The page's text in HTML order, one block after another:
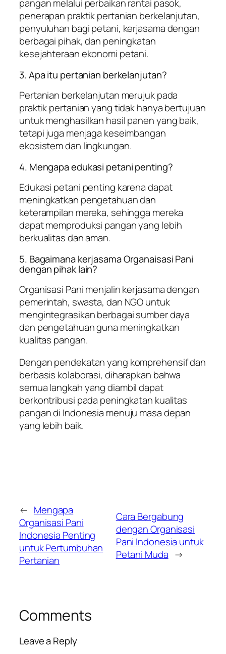
pangan melalui perbaikan rantai pasok,
penerapan praktik pertanian berkelanjutan,
penyuluhan bagi petani, kerjasama dengan
berbagai pihak, dan peningkatan
kesejahteraan ekonomi petani.
3. Apa itu pertanian berkelanjutan?
Pertanian berkelanjutan merujuk pada
praktik pertanian yang tidak hanya bertujuan
untuk menghasilkan hasil panen yang baik,
tetapi juga menjaga keseimbangan
ekosistem dan lingkungan.
4. Mengapa edukasi petani penting?
Edukasi petani penting karena dapat
meningkatkan pengetahuan dan
keterampilan mereka, sehingga mereka
dapat memproduksi pangan yang lebih
berkualitas dan aman.
5. Bagaimana kerjasama Organaisasi Pani
dengan pihak lain?
Organisasi Pani menjalin kerjasama dengan
pemerintah, swasta, dan NGO untuk
mengintegrasikan berbagai sumber daya
dan pengetahuan guna meningkatkan
kualitas pangan.
Dengan pendekatan yang komprehensif dan
berbasis kolaborasi, diharapkan bahwa
semua langkah yang diambil dapat
berkontribusi pada peningkatan kualitas
pangan di Indonesia menuju masa depan
yang lebih baik.
← Mengapa
Organisasi Pani
Indonesia Penting
untuk Pertumbuhan
Pertanian
Cara Bergabung
dengan Organisasi
Pani Indonesia untuk
Petani Muda →
Comments
Leave a Reply